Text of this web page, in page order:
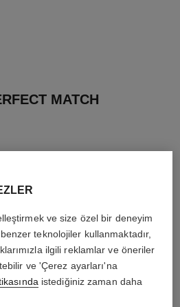
MATCH
ve size özel bir deneyim
teknolojiler kullanmaktadır,
ilgili reklamlar ve öneriler
ve 'Çerez ayarları'na
istediğiniz zaman daha